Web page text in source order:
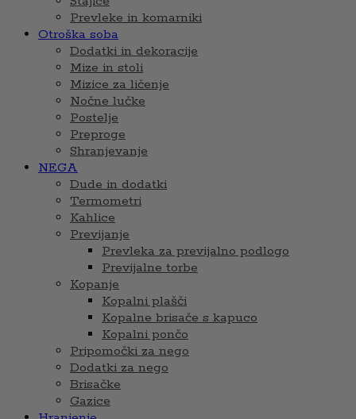
Prevleke in komarniki
Otroška soba
Dodatki in dekoracije
Mize in stoli
Mizice za ličenje
Nočne lučke
Postelje
Preproge
Shranjevanje
NEGA
Dude in dodatki
Termometri
Kahlice
Previjanje
Prevleka za previjalno podlogo
Previjalne torbe
Kopanje
Kopalni plašči
Kopalne brisače s kapuco
Kopalni pončo
Pripomočki za nego
Dodatki za nego
Brisačke
Gazice